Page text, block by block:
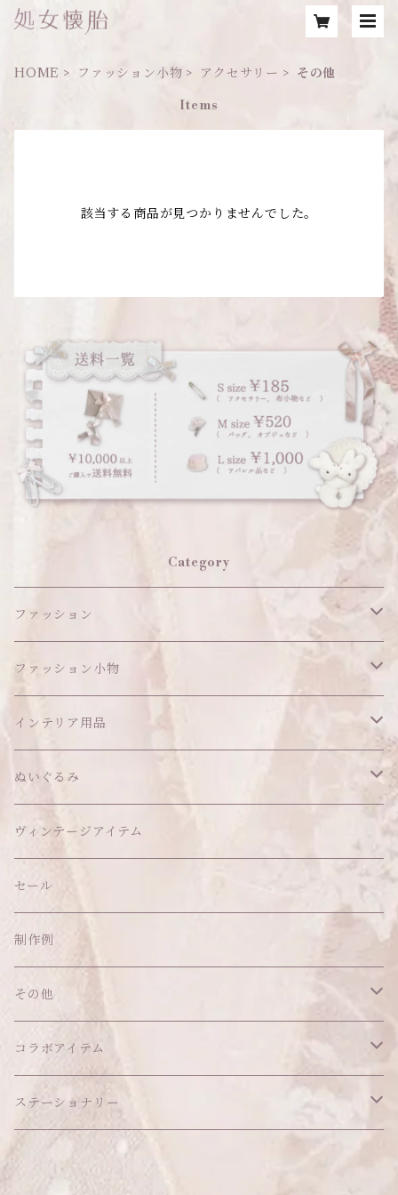
HOME ファッション小物 アクセサリー その他
Items
該当する商品が見つかりませんでした。
Category
ファッション
ワンピース
アウター
トップス
ボトムス
ファッション小物
ヘッドアイテム
ヘアクリップ
ヘッドドレス
アクセサリー
イヤリング
ピアス
ソックス
バッグ
ショルダーバッグ
お散歩バッグ
ポーチ
コインケース
カードケース
キーホルダー
その他
インテリア用品
オブジェ
ウォールデコ
その他
ティッシュケース
クッション・座布団
ハンガー
マット
ぬいぐるみ
ぬいちゃん本体
アクセサリー
ヘッドドレス Sサイズ
ヘッドドレス Mサイズ
アウトフィット
その他
ヴィンテージアイテム
セール
制作例
その他
あこがれシリーズ
福音シリーズ
バフォメットぬいぐるみ
コラボアイテム
はるぽんの愛のつづき♡はるぽん生誕祭2026
ステーショナリー
シール帳、手帳